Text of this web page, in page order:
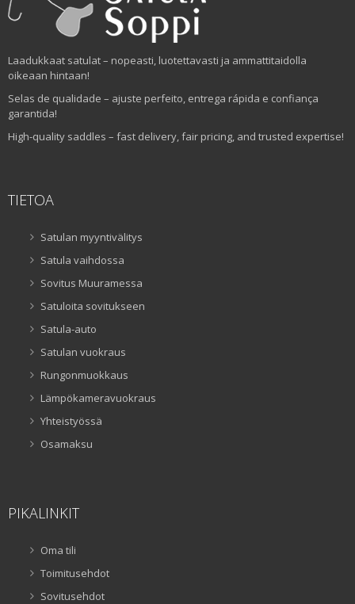
Laadukkaat satulat – nopeasti, luotettavasti ja ammattitaidolla
oikeaan hintaan!
Selas de qualidade – ajuste perfeito, entrega rápida e confiança
garantida!
High-quality saddles – fast delivery, fair pricing, and trusted expertise!
TIETOA
Satulan myyntivälitys
Satula vaihdossa
Sovitus Muuramessa
Satuloita sovitukseen
Satula-auto
Satulan vuokraus
Rungonmuokkaus
Lämpökameravuokraus
Yhteistyössä
Osamaksu
PIKALINKIT
Oma tili
Toimitusehdot
Sovitusehdot